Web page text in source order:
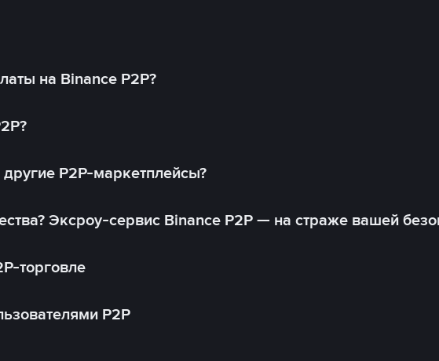
на Binance P2P?
P2P-маркетплейсы?
Эксроу-сервис Binance P2P — на страже вашей
торговле
P2P